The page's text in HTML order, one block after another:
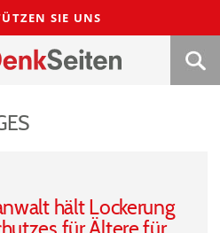
SIE UNS
hält Lockerung